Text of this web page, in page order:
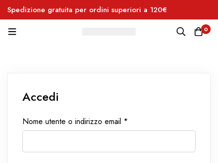
Spedizione gratuita per ordini superiori a 120€
0
Accedi
Nome utente o indirizzo email *